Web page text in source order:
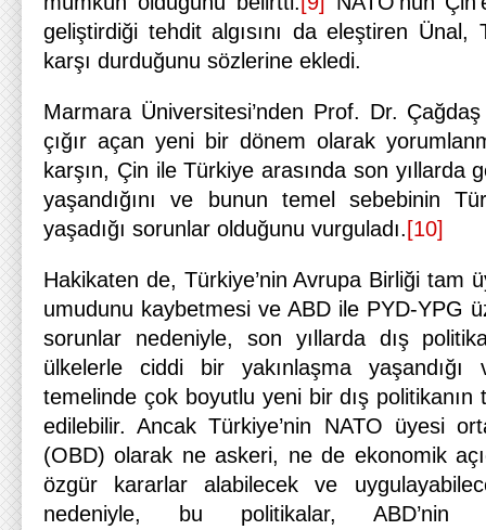
geliştirdiği tehdit algısını da eleştiren Ünal,
karşı durduğunu sözlerine ekledi.
Marmara Üniversitesi’nden Prof. Dr.
çığır açan yeni bir dönem olarak
karşın, Çin ile Türkiye arasında son yıllarda
yaşandığını ve bunun temel sebebinin
yaşadığı sorunlar olduğunu vurguladı. [10]
Hakikaten de, Türkiye’nin Avrupa Birliği tam
umudunu kaybetmesi ve ABD ile PYD-YPG
sorunlar nedeniyle, son yıllarda dış
ülkelerle ciddi bir yakınlaşma
temelinde çok boyutlu yeni bir dış politikanın
edilebilir. Ancak Türkiye’nin NATO üyesi
(OBD) olarak ne askeri, ne de ekonomik
özgür kararlar alabilecek ve
nedeniyle, bu politikalar, ABD’nin